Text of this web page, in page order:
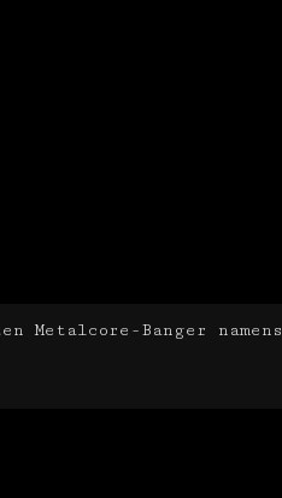
Metalcore-Banger namens